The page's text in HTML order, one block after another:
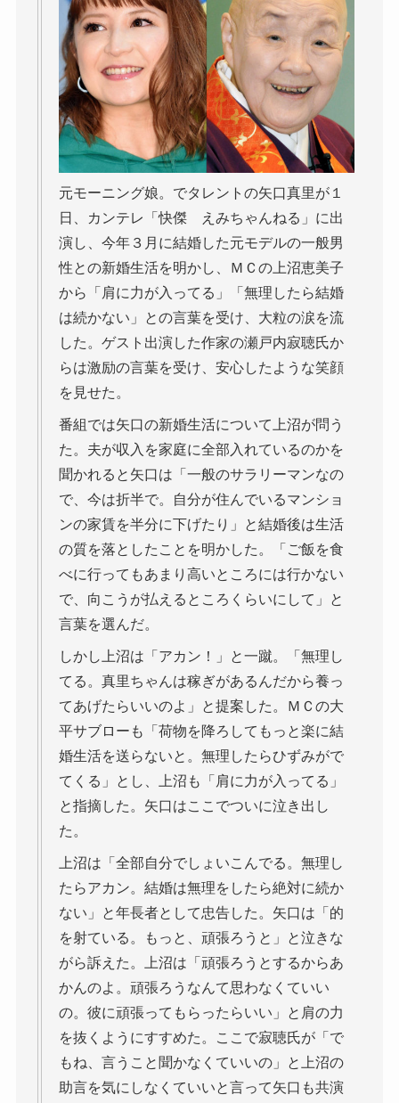
元モーニング娘。でタレントの矢口真里が１
日、カンテレ「快傑 えみちゃんねる」に出
演し、今年３月に結婚した元モデルの一般男
性との新婚生活を明かし、ＭＣの上沼恵美子
から「肩に力が入ってる」「無理したら結婚
は続かない」との言葉を受け、大粒の涙を流
した。ゲスト出演した作家の瀬戸内寂聴氏か
らは激励の言葉を受け、安心したような笑顔
を見せた。
番組では矢口の新婚生活について上沼が問う
た。夫が収入を家庭に全部入れているのかを
聞かれると矢口は「一般のサラリーマンなの
で、今は折半で。自分が住んでいるマンショ
ンの家賃を半分に下げたり」と結婚後は生活
の質を落としたことを明かした。「ご飯を食
べに行ってもあまり高いところには行かない
で、向こうが払えるところくらいにして」と
言葉を選んだ。
しかし上沼は「アカン！」と一蹴。「無理し
てる。真里ちゃんは稼ぎがあるんだから養っ
てあげたらいいのよ」と提案した。ＭＣの大
平サブローも「荷物を降ろしてもっと楽に結
婚生活を送らないと。無理したらひずみがで
てくる」とし、上沼も「肩に力が入ってる」
と指摘した。矢口はここでついに泣き出し
た。
上沼は「全部自分でしょいこんでる。無理し
たらアカン。結婚は無理をしたら絶対に続か
ない」と年長者として忠告した。矢口は「的
を射ている。もっと、頑張ろうと」と泣きな
がら訴えた。上沼は「頑張ろうとするからあ
かんのよ。頑張ろうなんて思わなくていい
の。彼に頑張ってもらったらいい」と肩の力
を抜くようにすすめた。ここで寂聴氏が「で
もね、言うこと聞かなくていいの」と上沼の
助言を気にしなくていいと言って矢口も共演